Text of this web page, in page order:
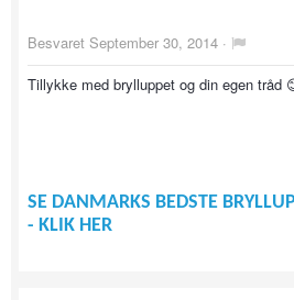
Besvaret September 30, 2014 ·
Tillykke med brylluppet og din egen tråd
SE DANMARKS BEDSTE
- KLIK HER